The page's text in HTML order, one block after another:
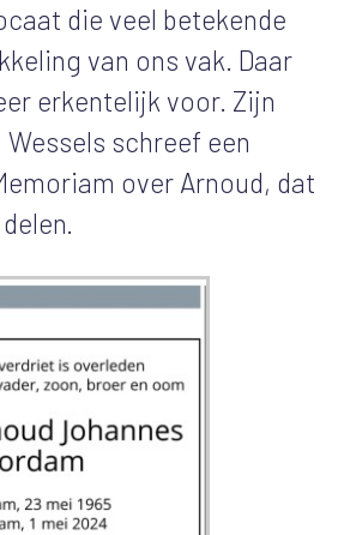
die veel betekende
van ons vak. Daar
erkentelijk voor. Zijn
schreef een
over Arnoud, dat